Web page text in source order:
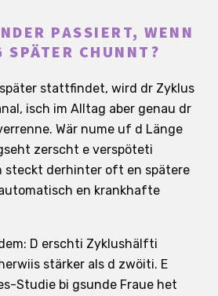
PASSIERT, WENN
SPÄTER CHUNNT?
stattfindet, wird dr Zyklus
isch im Alltag aber genau dr
Wär nume uf d Länge
zerscht e verspöteti
steckt derhinter oft en spätere
en krankhafte
D erschti Zyklushälfti
stärker als d zwöiti. E
Studie bi gsunde Fraue het